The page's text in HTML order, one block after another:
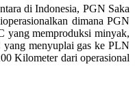
di Indonesia, PGN Saka
dimana PGN
yang memproduksi minyak,
menyuplai gas ke PLN
Kilometer dari operasional